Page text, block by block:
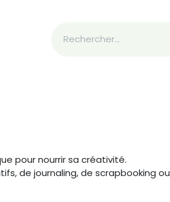
pour nourrir sa créativité.
de journaling, de scrapbooking